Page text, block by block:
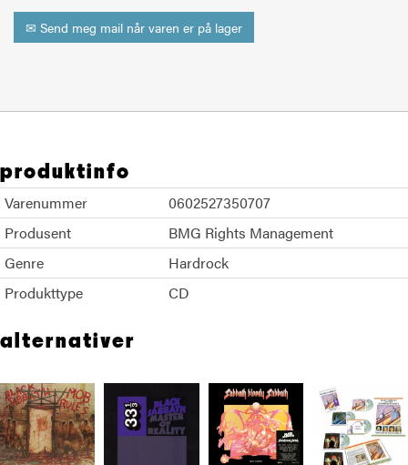
✉ Send meg mail når varen er på lager
produktinfo
Varenummer
0602527350707
Produsent
BMG Rights Management
Genre
Hardrock
Produkttype
CD
alternativer